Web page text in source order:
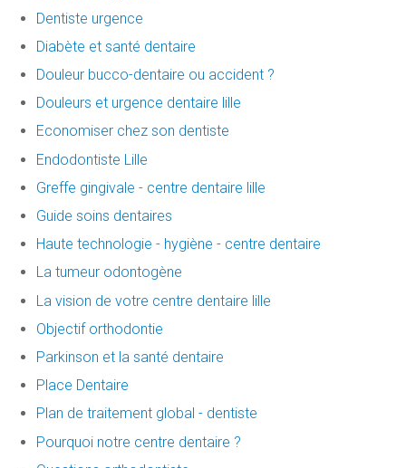
Dentiste urgence
Diabète et santé dentaire
Douleur bucco-dentaire ou accident ?
Douleurs et urgence dentaire lille
Economiser chez son dentiste
Endodontiste Lille
Greffe gingivale - centre dentaire lille
Guide soins dentaires
Haute technologie - hygiène - centre dentaire
La tumeur odontogène
La vision de votre centre dentaire lille
Objectif orthodontie
Parkinson et la santé dentaire
Place Dentaire
Plan de traitement global - dentiste
Pourquoi notre centre dentaire ?